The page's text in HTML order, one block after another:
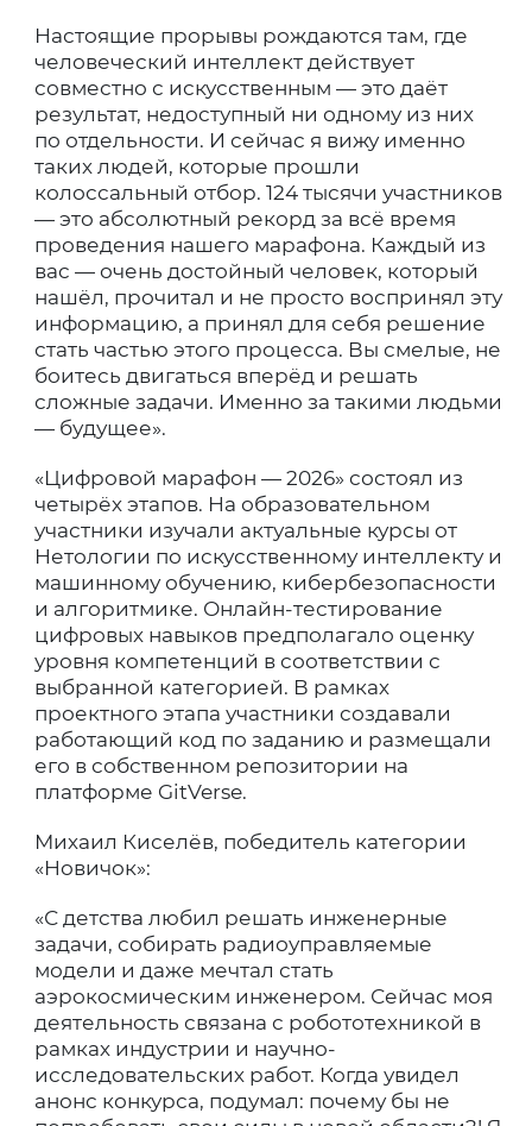
Настоящие прорывы рождаются там, где
человеческий интеллект действует
совместно с искусственным — это даёт
результат, недоступный ни одному из них
по отдельности. И сейчас я вижу именно
таких людей, которые прошли
колоссальный отбор. 124 тысячи участников
— это абсолютный рекорд за всё время
проведения нашего марафона. Каждый из
вас — очень достойный человек, который
нашёл, прочитал и не просто воспринял эту
информацию, а принял для себя решение
стать частью этого процесса. Вы смелые, не
боитесь двигаться вперёд и решать
сложные задачи. Именно за такими людьми
— будущее».
«Цифровой марафон — 2026» состоял из
четырёх этапов. На образовательном
участники изучали актуальные курсы от
Нетологии по искусственному интеллекту и
машинному обучению, кибербезопасности
и алгоритмике. Онлайн-тестирование
цифровых навыков предполагало оценку
уровня компетенций в соответствии с
выбранной категорией. В рамках
проектного этапа участники создавали
работающий код по заданию и размещали
его в собственном репозитории на
платформе GitVerse.
Михаил Киселёв, победитель категории
«Новичок»:
«С детства любил решать инженерные
задачи, собирать радиоуправляемые
модели и даже мечтал стать
аэрокосмическим инженером. Сейчас моя
деятельность связана с робототехникой в
рамках индустрии и научно-
исследовательских работ. Когда увидел
анонс конкурса, подумал: почему бы не